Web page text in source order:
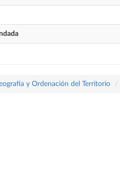
y Ordenación del Territorio